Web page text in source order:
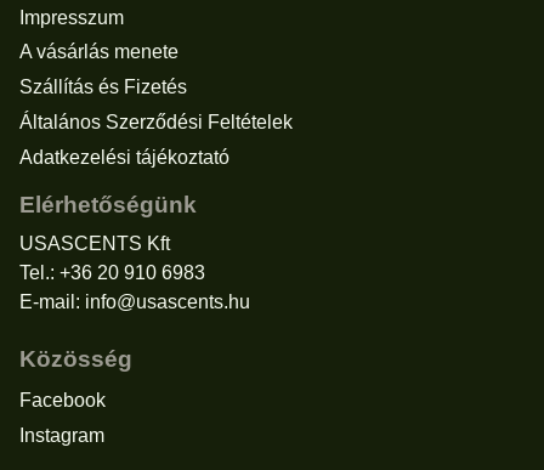
Impresszum
A vásárlás menete
Szállítás és Fizetés
Általános Szerződési Feltételek
Adatkezelési tájékoztató
Elérhetőségünk
USASCENTS Kft
Tel.: +36 20 910 6983
E-mail: info@usascents.hu
Közösség
Facebook
Instagram